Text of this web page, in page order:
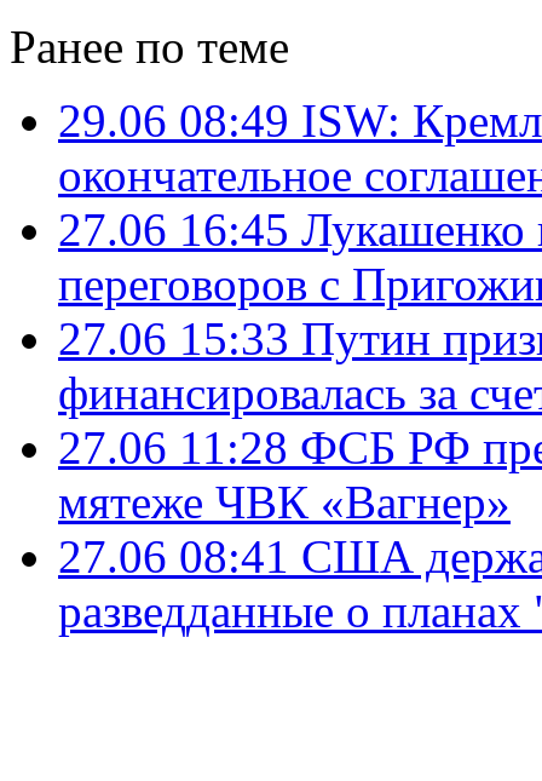
Ранее по теме
29.06 08:49 ISW:
окончательное
27.06 16:45 Лукашенко
переговоров с
27.06 15:33 Путин
финансировалась за
27.06 11:28 ФСБ РФ
мятеже ЧВК «Вагнер»
27.06 08:41 США
разведданные о